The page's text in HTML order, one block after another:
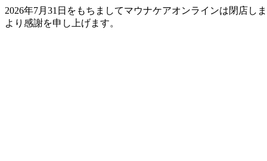
2026年7月31日をもちましてマウナケアオンラインは閉店
より感謝を申し上げます。